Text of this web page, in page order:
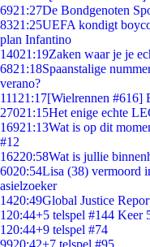
6921:27De Bondgenoten
8321:25UEFA kondigt
plan Infantino
14021:19Zaken waar je je
6821:18Spaanstalige
verano?
111 21:17[Wielrennen #616]
27021:15Het enige echte
16921:13Wat is op dit
#12
16220:58Wat is jullie
6020:54Lisa (38) vermoord
asielzoeker
1420:49Global Justice
1 20:44+5 telspel #144 Keer
1 20:44+9 telspel #74
9920:42+7 telspel #95